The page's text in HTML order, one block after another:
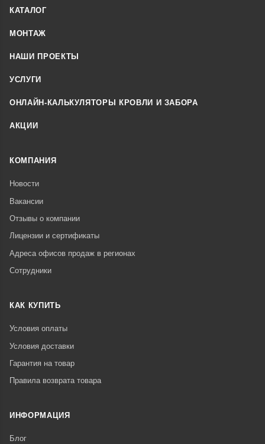
КАТАЛОГ
МОНТАЖ
НАШИ ПРОЕКТЫ
УСЛУГИ
ОНЛАЙН-КАЛЬКУЛЯТОРЫ КРОВЛИ И ЗАБОРА
АКЦИИ
КОМПАНИЯ
Новости
Вакансии
Отзывы о компании
Лицензии и сертификаты
Адреса офисов продаж в регионах
Сотрудники
КАК КУПИТЬ
Условия оплаты
Условия доставки
Гарантия на товар
Правила возврата товара
ИНФОРМАЦИЯ
Блог